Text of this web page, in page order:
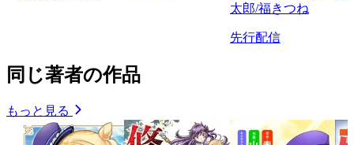
太郎/福きつね
先行配信
同じ著者の作品
もっと見る